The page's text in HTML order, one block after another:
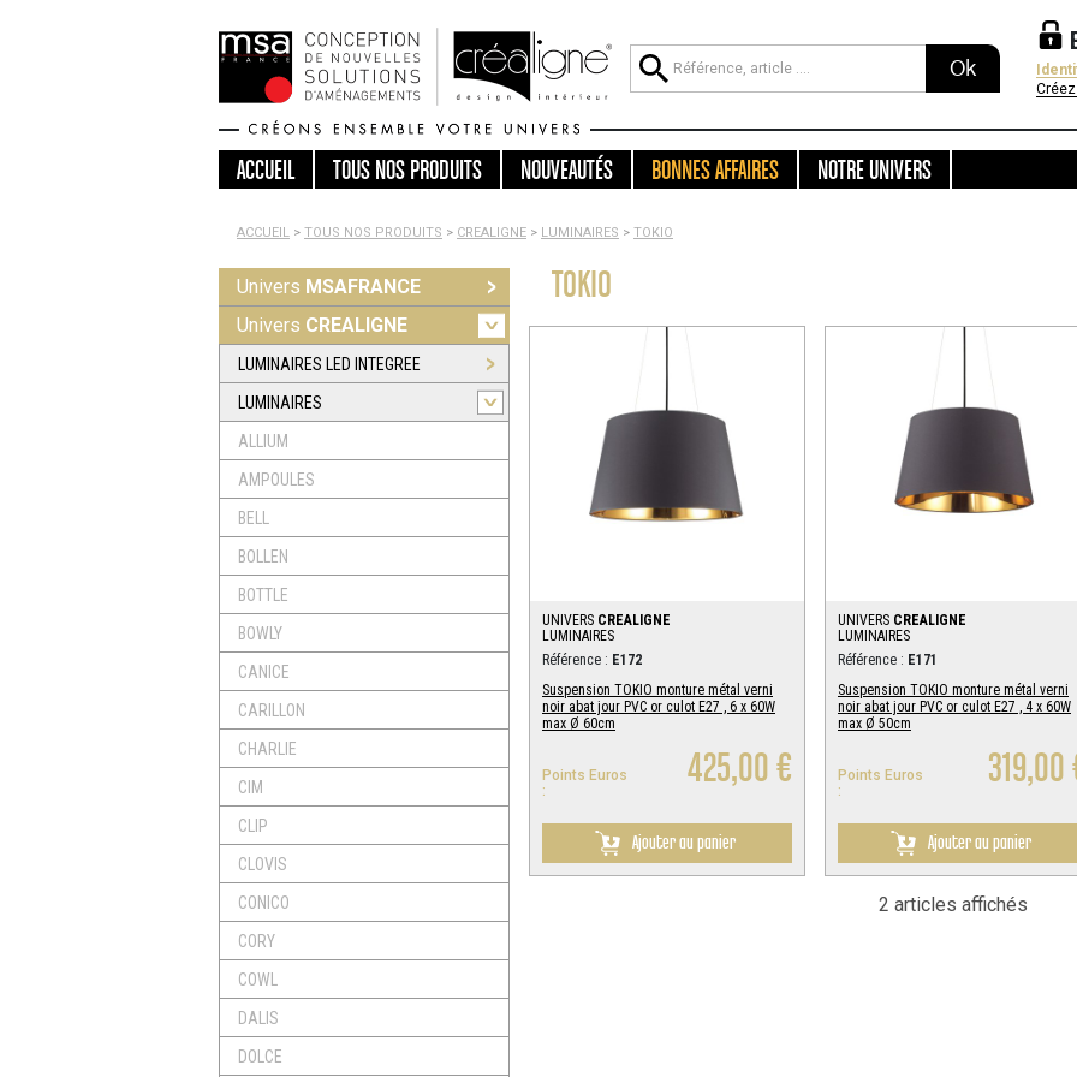
Ok
ACCUEIL TOUSNOS PRODUITS NOUVEAUTÉS BONNES AFFAIRES NOTRE UNIVERS
ACCUEIL > TOUS NOS PRODUITS > CREALIGNE > LUMINAIRES > TOKIO
Univers MSAFRANCE
Univers CREALIGNE
LUMINAIRES LED INTEGREE
LUMINAIRES
ALLIUM
AMPOULES
BELL
BOLLEN
BOTTLE
BOWLY
CANICE
CARILLON
CHARLIE
CIM
CLIP
CLOVIS
CONICO
CORY
COWL
DALIS
DOLCE
TOKIO
UNIVERS CREALIGNE
LUMINAIRES
Référence : E172
Suspension TOKIO monture métal verni
noir abat jour PVC or culot E27 , 6 x 60W
max Ø 60cm
Points Euros
:
425,00 €
Ajouter au panier
UNIVERS CREALIGNE
LUMINAIRES
Référence : E171
Suspension TOKIO monture métal verni
noir abat jour PVC or culot E27 , 4 x 60W
max Ø 50cm
Points Euros
:
319,00
Ajouter au panier
2 articles affichés